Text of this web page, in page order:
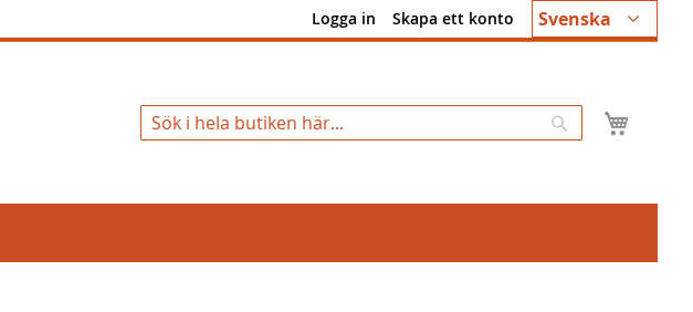
Språk
Svenska
Logga in Skapa ett konto
Sök